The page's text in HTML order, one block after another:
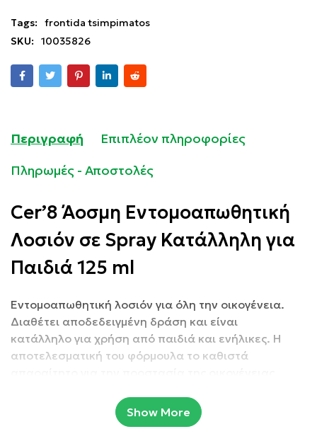
Tags:
frontida tsimpimatos
SKU:
10035826
Περιγραφή
Επιπλέον πληροφορίες
Πληρωμές - Αποστολές
Cer’8 Άοσμη Εντομοαπωθητική
Λοσιόν σε Spray Κατάλληλη για
Παιδιά 125 ml
Εντομοαπωθητική λοσιόν για όλη την οικογένεια.
Διαθέτει αποδεδειγμένη δράση και είναι
κατάλληλο για χρήση από παιδιά και ενήλικες. Η
αποτελεσματική του φόρμουλα το καθιστά
μήνες και όχι μόνο.
Show More